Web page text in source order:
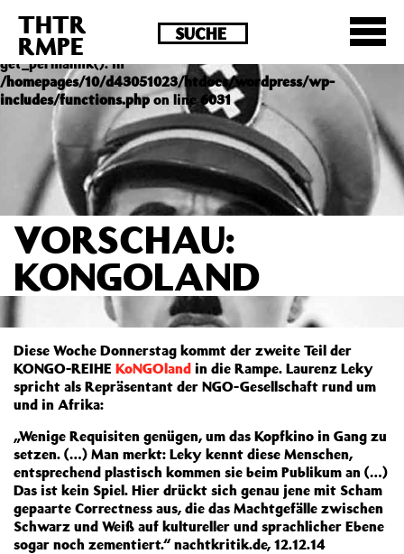
Deprecated : Die Funktion post_permalink ist seit
Version 4.4.0 veraltet! Verwende stattdessen
get_permalink(). in
/homepages/10/d43051023/htdocs/wordpress/wp-
includes/functions.phpon line6031
THTR
RMPE
VORSCHAU:
KONGOLAND
Diese Woche Donnerstag kommt der zweite Teil der
KONGO-REIHE KoNGOland in die Rampe. Laurenz Leky
spricht als Repräsentant der NGO-Gesellschaft rund um
und in Afrika:
„Wenige Requisiten genügen, um das Kopfkino in Gang zu
setzen. (…) Man merkt: Leky kennt diese Menschen,
entsprechend plastisch kommen sie beim Publikum an (…)
Das ist kein Spiel. Hier drückt sich genau jene mit Scham
gepaarte Correctness aus, die das Machtgefälle zwischen
Schwarz und Weiß auf kultureller und sprachlicher Ebene
sogar noch zementiert.“ nachtkritik.de, 12.12.14